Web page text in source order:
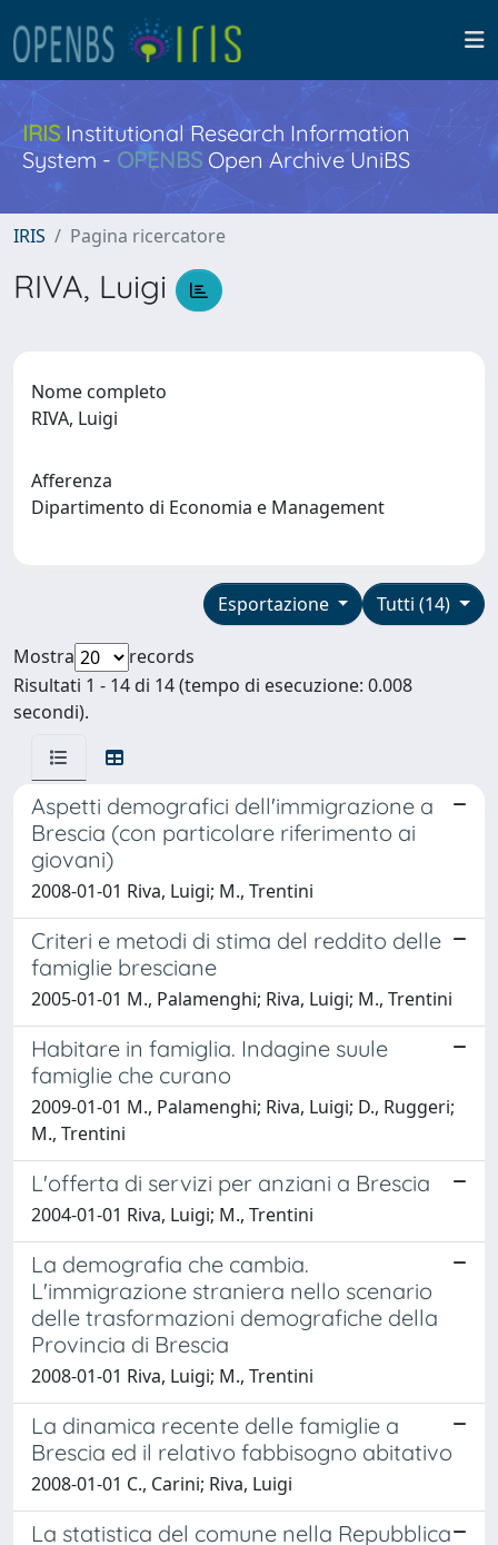
IRISInstitutional Research Information
System - OPENBS Open Archive UniBS
IRIS Pagina ricercatore
RIVA, Luigi
Nome completo
RIVA, Luigi
Afferenza
Dipartimento di Economia e Management
Tutti (14)
Esportazione
Mostra
records
Risultati 1 - 14 di 14 (tempo di esecuzione: 0.008
secondi).
Aspetti demografici dell'immigrazione a
Brescia (con particolare riferimento ai
giovani)
2008-01-01 Riva, Luigi; M., Trentini
Criteri e metodi di stima del reddito delle
famiglie bresciane
2005-01-01 M., Palamenghi; Riva, Luigi; M., Trentini
Habitare in famiglia. Indagine suule
famiglie che curano
2009-01-01 M., Palamenghi; Riva, Luigi; D., Ruggeri;
M., Trentini
L'offerta di servizi per anziani a Brescia
2004-01-01 Riva, Luigi; M., Trentini
La demografia che cambia.
L'immigrazione straniera nello scenario
delle trasformazioni demografiche della
Provincia di Brescia
2008-01-01 Riva, Luigi; M., Trentini
La dinamica recente delle famiglie a
Brescia ed il relativo fabbisogno abitativo
2008-01-01 C., Carini; Riva, Luigi
La statistica del comune nella Repubblica